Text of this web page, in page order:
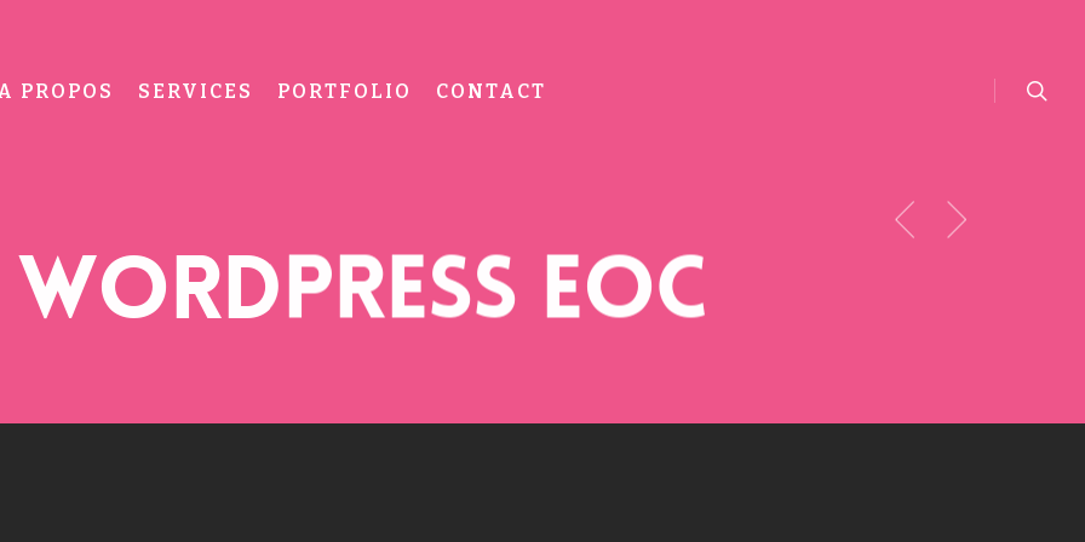
A PROPOS SERVICES PORTFOLIO CONTACT
WORDPRESS EOC